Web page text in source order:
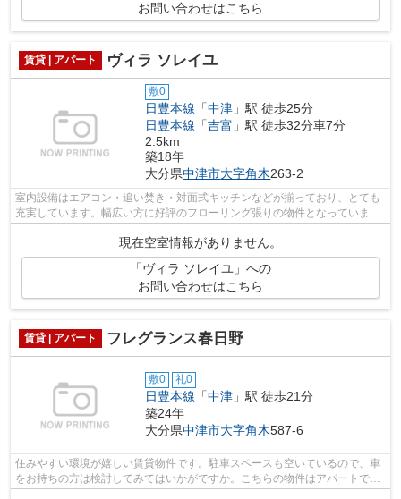
お問い合わせはこちら
賃貸 | アパート ヴィラ ソレイユ
敷0
日豊本線 「中津 」駅 徒歩25分
日豊本線 「吉富 」駅 徒歩32分車7分
2.5km
築18年
大分県中津市大字角木263-2
室内設備はエアコン・追い焚き・対面式キッチンなどが揃っており、とても
充実しています。幅広い方に好評のフローリング張りの物件となっていま
す。バストイレ別なので浴室のスペース...
現在空室情報がありません。
「ヴィラ ソレイユ」への
お問い合わせはこちら
賃貸 | アパート フレグランス春日野
敷0 礼0
日豊本線 「中津 」駅 徒歩21分
築24年
大分県中津市大字角木587-6
住みやすい環境が嬉しい賃貸物件です。駐車スペースも空いているので、車
をお持ちの方は検討してみてはいかがですか。こちらの物件はアパートで